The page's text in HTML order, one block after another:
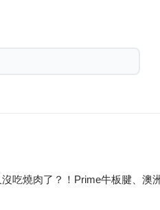
吃燒肉了？！Prime牛板腱、澳